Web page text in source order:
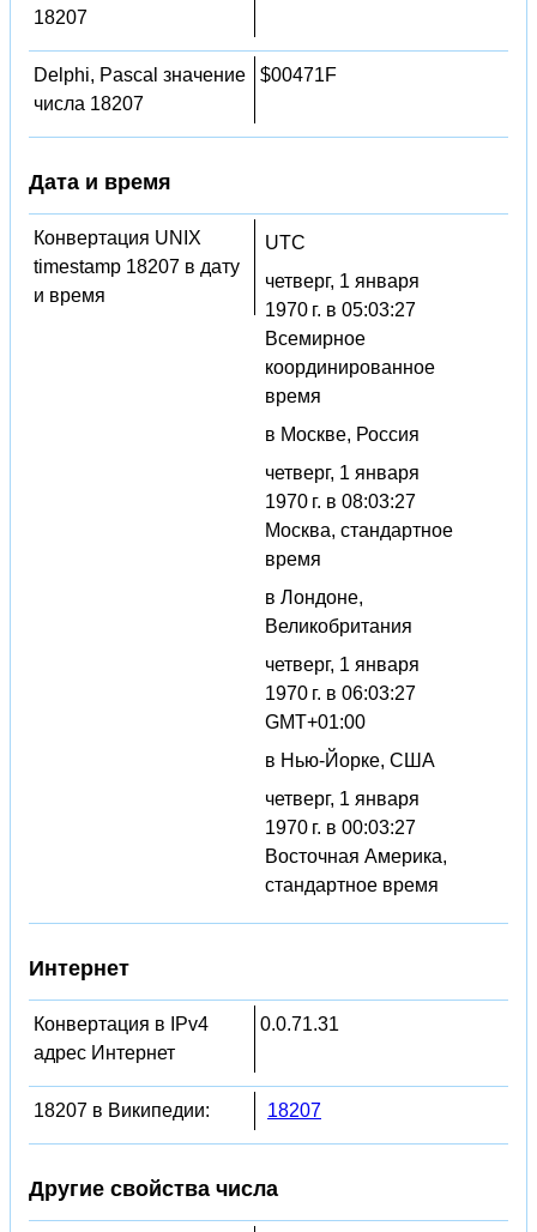
18207
Delphi, Pascal значение
числа 18207
$00471F
Дата и время
Конвертация UNIX
timestamp 18207 в дату
и время
UTC
четверг, 1 января
1970 г. в 05:03:27
Всемирное
координированное
время
в Москве, Россия
четверг, 1 января
1970 г. в 08:03:27
Москва, стандартное
время
в Лондоне,
Великобритания
четверг, 1 января
1970 г. в 06:03:27
GMT+01:00
в Нью-Йорке, США
четверг, 1 января
1970 г. в 00:03:27
Восточная Америка,
стандартное время
Интернет
Конвертация в IPv4
адрес Интернет
0.0.71.31
18207 в Википедии: 18207
Другие свойства числа